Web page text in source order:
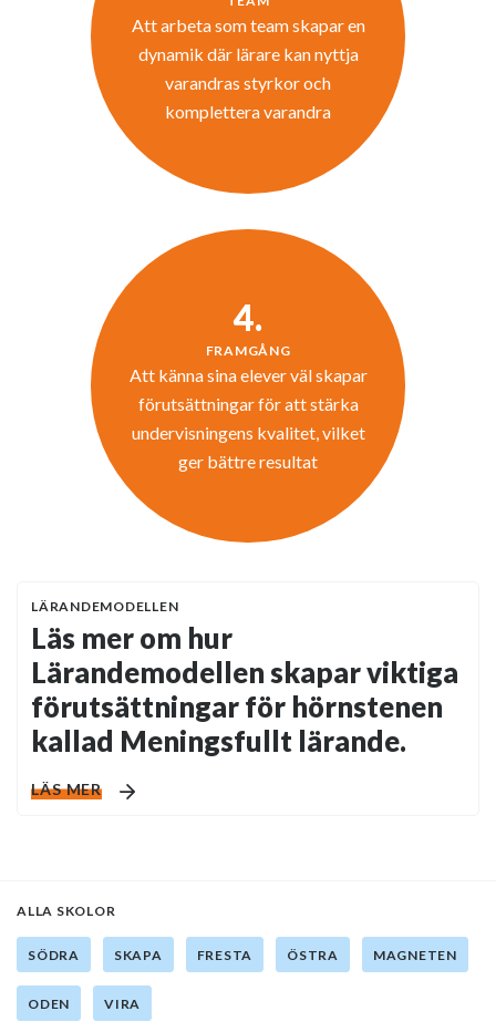
Att arbeta som team skapar en
dynamik där lärare kan nyttja
varandras styrkor och
komplettera varandra
4.
FRAMGÅNG
Att känna sina elever väl skapar
förutsättningar för att stärka
undervisningens kvalitet, vilket
ger bättre resultat
LÄRANDEMODELLEN
Läs mer om hur
Lärandemodellen skapar viktiga
förutsättningar för hörnstenen
kallad Meningsfullt lärande.
LÄS MER
ALLA SKOLOR
SÖDRA SKAPA FRESTA ÖSTRA MAGNETEN
ODEN VIRA